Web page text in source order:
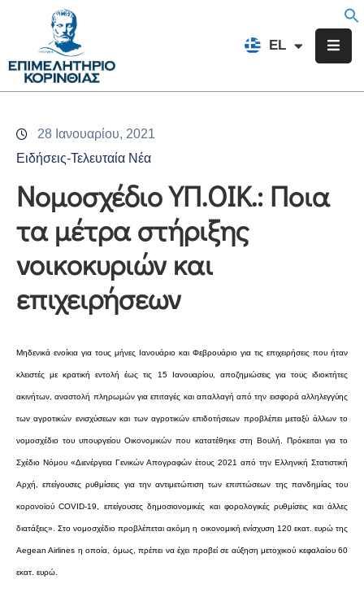
EL
FR
Επιμελητήριο
Υπηρεσίες
Προγράμματα
Εκδηλώσεις
Επικοινωνία
28 Ιανουαρίου, 2021
Ειδήσεις-Τελευταία Νέα
Νομοσχέδιο ΥΠ.ΟΙΚ.: Ποια
τα μέτρα στήριξης
νοικοκυριών και
επιχειρήσεων
Μηδενικά ενοίκια για τους μήνες Ιανουάριο και Φεβρουάριο για τις επιχειρήσεις που ήταν
κλειστές με κρατική εντολή έως τις 15 Ιανουαρίου, αποζημιώσεις για τους ιδιοκτήτες
ακινήτων, αναστολή πληρωμών για επιταγές και απαλλαγή από την εισφορά αλληλεγγύης
των αγροτικών ενισχύσεων και των αγροτικών επιδοτήσεων προβλέπει μεταξύ άλλων το
νομοσχέδιο του υπουργείου Οικονομικών που κατατέθηκε στη Βουλή. Πρόκειται για το
Σχέδιο Νόμου «Διενέργεια Γενικών Απογραφών έτους 2021 από την Ελληνική Στατιστική
Αρχή, επείγουσες ρυθμίσεις για την αντιμετώπιση των επιπτώσεων της πανδημίας του
κορονοϊού COVID-19, επείγουσες δημοσιονομικές και φορολογικές ρυθμίσεις και άλλες
διατάξεις». Στο νομοσχέδιο προβλέπεται ακόμη η οικονομική ενίσχυση 120 εκατ. ευρώ της
Aegean Airlines η οποία, όμως, πρέπει να έχει προβεί σε αύξηση μετοχικού κεφαλαίου 60
εκατ. ευρώ.